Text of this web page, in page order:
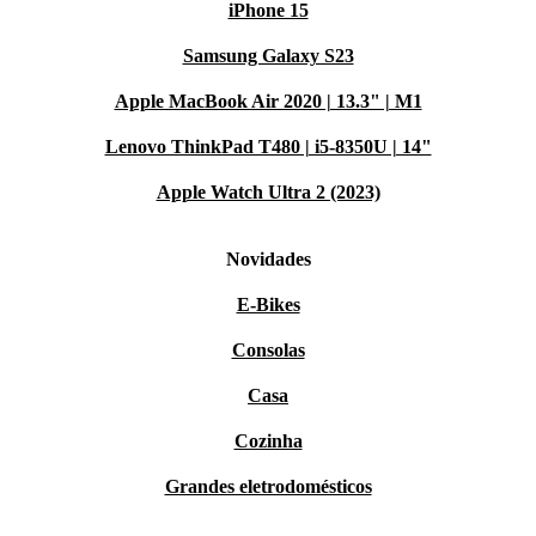
iPhone 15
Samsung Galaxy S23
Apple MacBook Air 2020 | 13.3" | M1
Lenovo ThinkPad T480 | i5-8350U | 14"
Apple Watch Ultra 2 (2023)
Novidades
E-Bikes
Consolas
Casa
Cozinha
Grandes eletrodomésticos